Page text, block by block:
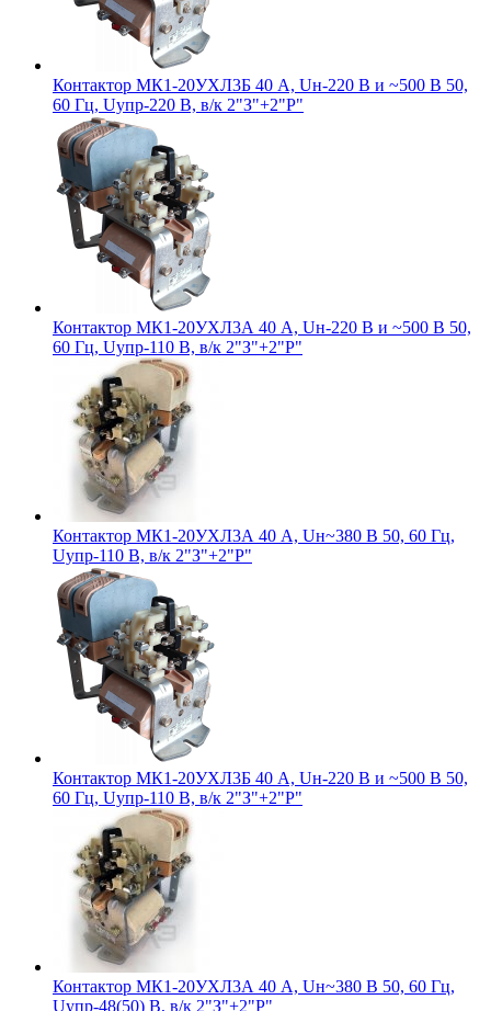
Контактор МК1-20УХЛ3Б 40 А, Uн-220 В и ~500 В 50,
60 Гц, Uупр-220 В, в/к 2"З"+2"Р"
Контактор МК1-20УХЛ3А 40 А, Uн-220 В и ~500 В 50,
60 Гц, Uупр-110 В, в/к 2"З"+2"Р"
Контактор МК1-20УХЛ3А 40 А, Uн~380 В 50, 60 Гц,
Uупр-110 В, в/к 2"З"+2"Р"
Контактор МК1-20УХЛ3Б 40 А, Uн-220 В и ~500 В 50,
60 Гц, Uупр-110 В, в/к 2"З"+2"Р"
Контактор МК1-20УХЛ3А 40 А, Uн~380 В 50, 60 Гц,
Uупр-48(50) В, в/к 2"З"+2"Р"